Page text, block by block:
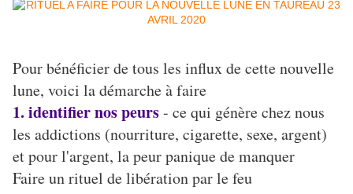
Pour bénéficier de tous les influx de cette nouvelle
lune, voici la démarche à faire
1. identifier nos peurs- ce qui génère chez nous
les addictions (nourriture, cigarette, sexe, argent)
et pour l'argent, la peur panique de manquer
Faire un rituel de libération par le feu